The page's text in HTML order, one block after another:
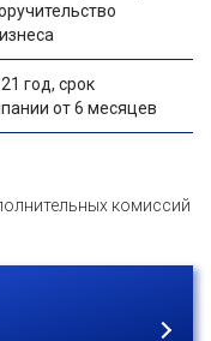
год, срок
от 6 месяцев
комиссий